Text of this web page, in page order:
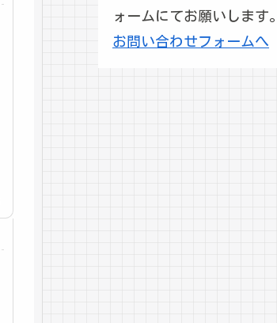
ォームにてお願いします。
お問い合わせフォームへ